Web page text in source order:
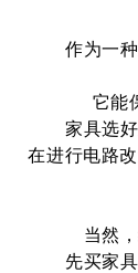
作为一
它能
家具选
在进行电路
当然
先买家